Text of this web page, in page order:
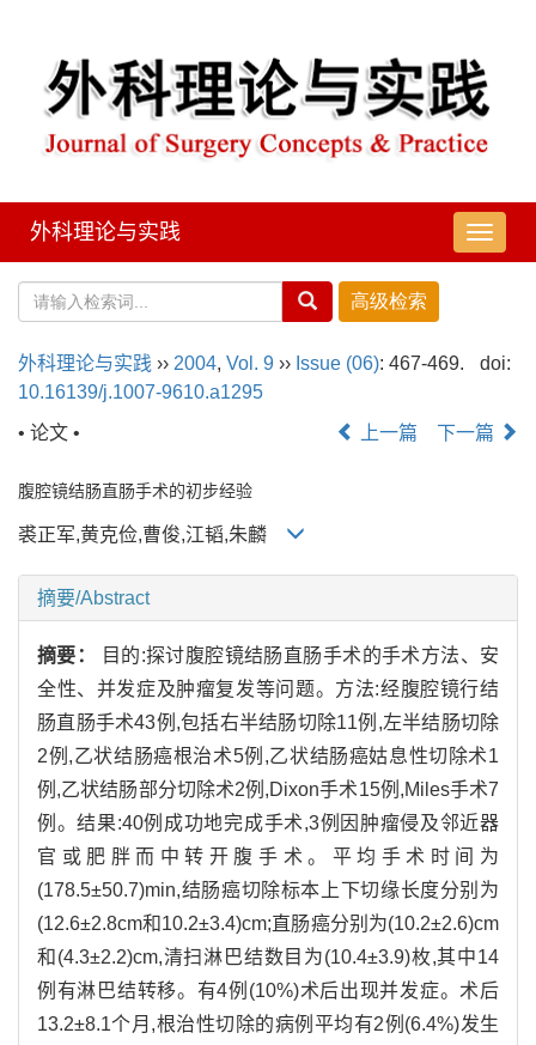
导
航
外科理论与实践
外科理论与实践 ›› 2004, Vol. 9 ›› Issue (06): 467-469.
doi:
10.16139/j.1007-9610.a1295
• 论文 •
上一篇 下一篇
腹腔镜结肠直肠手术的初步经验
裘正军,黄克俭,曹俊,江韬,朱麟
摘要/Abstract
摘要：
目的:探讨腹腔镜结肠直肠手术的手术方法、安
全性、并发症及肿瘤复发等问题。方法:经腹腔镜行结
肠直肠手术43例,包括右半结肠切除11例,左半结肠切除
2例,乙状结肠癌根治术5例,乙状结肠癌姑息性切除术1
例,乙状结肠部分切除术2例,Dixon手术15例,Miles手术7
例。结果:40例成功地完成手术,3例因肿瘤侵及邻近器
官或肥胖而中转开腹手术。平均手术时间为
(178.5±50.7)min,结肠癌切除标本上下切缘长度分别为
(12.6±2.8cm和10.2±3.4)cm;直肠癌分别为(10.2±2.6)cm
和(4.3±2.2)cm,清扫淋巴结数目为(10.4±3.9)枚,其中14
例有淋巴结转移。有4例(10%)术后出现并发症。术后
13.2±8.1个月,根治性切除的病例平均有2例(6.4%)发生